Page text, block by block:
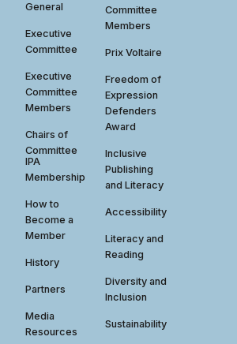
General
Executive
Committee
Executive
Committee
Members
Chairs of
Committee
IPA
Membership
How to
Become a
Member
History
Partners
Media
Resources
Committee
Members
Prix Voltaire
Freedom of
Expression
Defenders
Award
Inclusive
Publishing
and Literacy
Accessibility
Literacy and
Reading
Diversity and
Inclusion
Sustainability